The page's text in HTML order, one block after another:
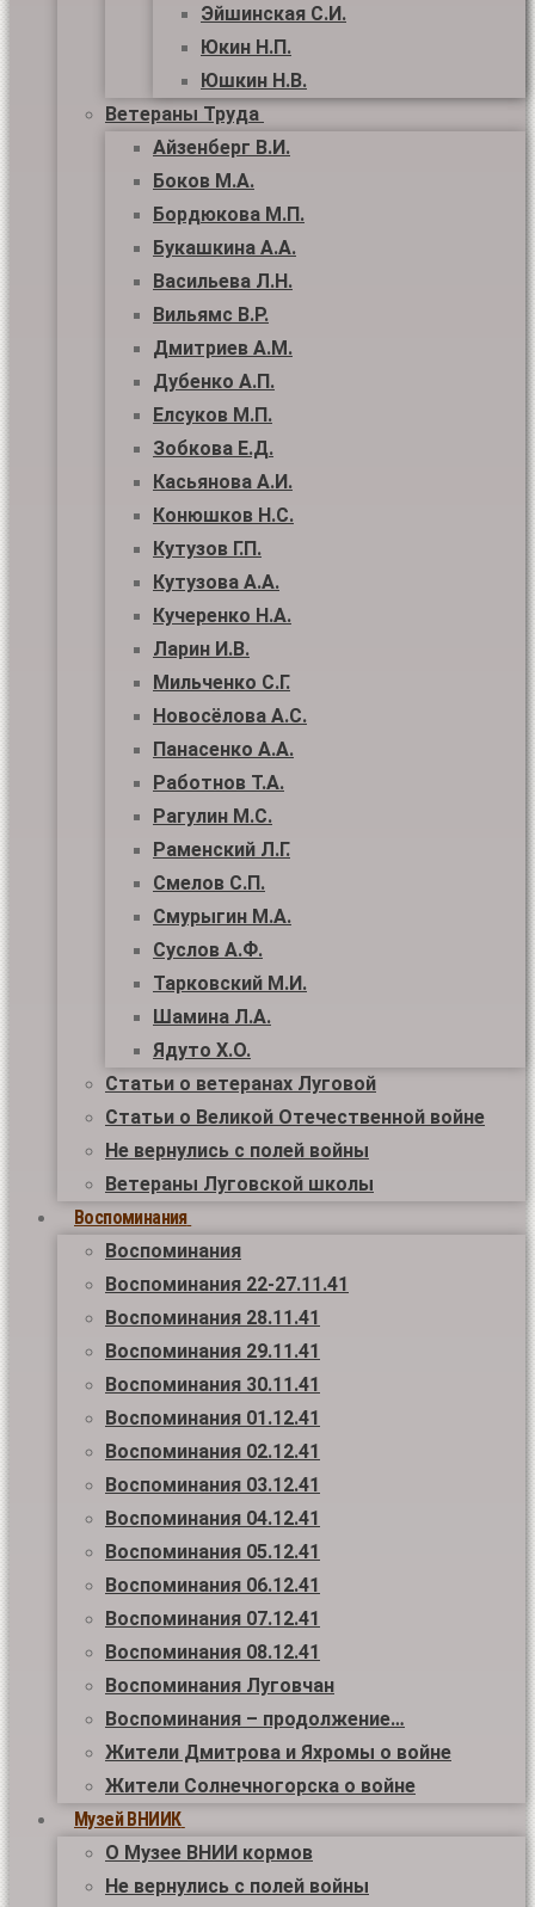
Эйшинская С.И.
Юкин Н.П.
Юшкин Н.В.
Ветераны Труда
Айзенберг В.И.
Боков М.А.
Бордюкова М.П.
Букашкина А.А.
Васильева Л.Н.
Вильямс В.Р.
Дмитриев А.М.
Дубенко А.П.
Елсуков М.П.
Зобкова Е.Д.
Касьянова А.И.
Конюшков Н.С.
Кутузов Г.П.
Кутузова А.А.
Кучеренко Н.А.
Ларин И.В.
Мильченко С.Г.
Новосёлова А.С.
Панасенко А.А.
Работнов Т.А.
Рагулин М.С.
Раменский Л.Г.
Смелов С.П.
Смурыгин М.А.
Суслов А.Ф.
Тарковский М.И.
Шамина Л.А.
Ядуто Х.О.
Статьи о ветеранах Луговой
Статьи о Великой Отечественной войне
Не вернулись с полей войны
Ветераны Луговской школы
Воспоминания
Воспоминания
Воспоминания 22-27.11.41
Воспоминания 28.11.41
Воспоминания 29.11.41
Воспоминания 30.11.41
Воспоминания 01.12.41
Воспоминания 02.12.41
Воспоминания 03.12.41
Воспоминания 04.12.41
Воспоминания 05.12.41
Воспоминания 06.12.41
Воспоминания 07.12.41
Воспоминания 08.12.41
Воспоминания Луговчан
Воспоминания – продолжение…
Жители Дмитрова и Яхромы о войне
Жители Солнечногорска о войне
Музей ВНИИК
О Музее ВНИИ кормов
Не вернулись с полей войны